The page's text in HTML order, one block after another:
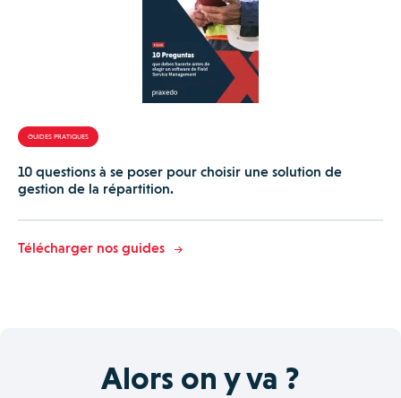
GUIDES PRATIQUES
10 questions à se poser pour choisir une solution de
gestion de la répartition.
Télécharger nos guides
Alors on y va ?